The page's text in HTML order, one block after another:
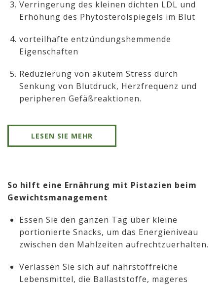
Verringerung des kleinen dichten LDL und
Erhöhung des Phytosterolspiegels im Blut
vorteilhafte entzündungshemmende
Eigenschaften
Reduzierung von akutem Stress durch
Senkung von Blutdruck, Herzfrequenz und
peripheren Gefäßreaktionen.
LESEN SIE MEHR
So hilft eine Ernährung mit Pistazien beim
Gewichtsmanagement
Essen Sie den ganzen Tag über kleine
portionierte Snacks, um das Energieniveau
zwischen den Mahlzeiten aufrechtzuerhalten.
Verlassen Sie sich auf nährstoffreiche
Lebensmittel, die Ballaststoffe, mageres